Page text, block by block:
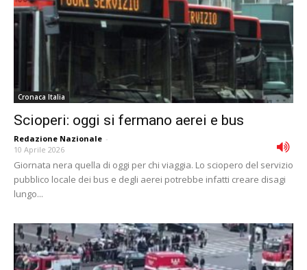
Cronaca Italia
Scioperi: oggi si fermano aerei e bus
Redazione Nazionale -
10 Aprile 2026
Giornata nera quella di oggi per chi viaggia. Lo sciopero del servizio
pubblico locale dei bus e degli aerei potrebbe infatti creare disagi
lungo...